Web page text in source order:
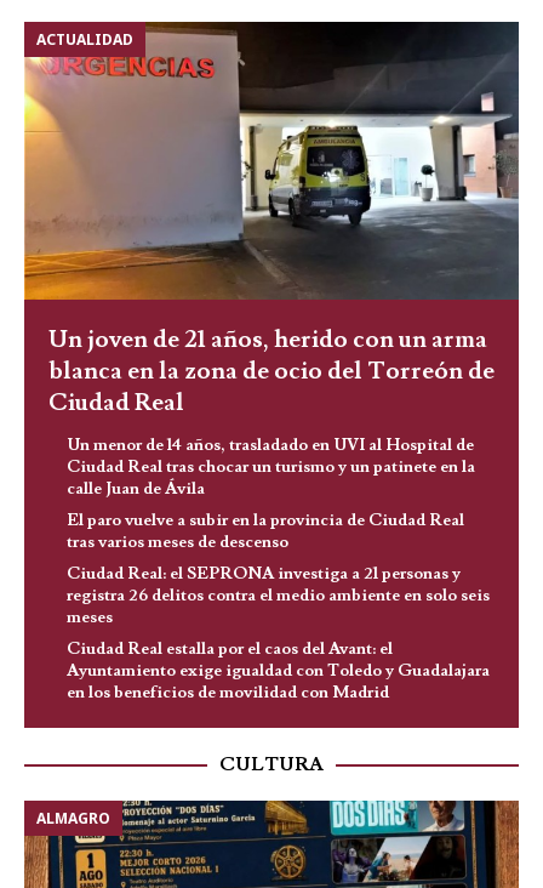
ACTUALIDAD
Un joven de 21 años, herido con un arma
blanca en la zona de ocio del Torreón de
Ciudad Real
Un menor de 14 años, trasladado en UVI al Hospital de
Ciudad Real tras chocar un turismo y un patinete en la
calle Juan de Ávila
El paro vuelve a subir en la provincia de Ciudad Real
tras varios meses de descenso
Ciudad Real: el SEPRONA investiga a 21 personas y
registra 26 delitos contra el medio ambiente en solo seis
meses
Ciudad Real estalla por el caos del Avant: el
Ayuntamiento exige igualdad con Toledo y Guadalajara
en los beneficios de movilidad con Madrid
CULTURA
ALMAGRO